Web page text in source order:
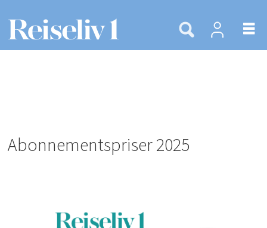
Abonnementspriser
Abonnementspriser 2025